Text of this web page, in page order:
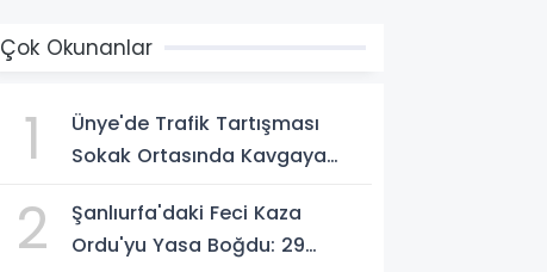
Çok Okunanlar
1
Ünye'de Trafik Tartışması
Sokak Ortasında Kavgaya
2
Şanlıurfa'daki Feci Kaza
Ordu'yu Yasa Boğdu: 29